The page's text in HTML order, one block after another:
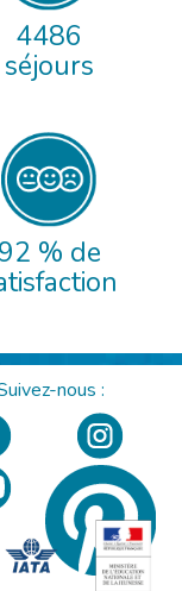
4486
séjours
92 % de
nous :